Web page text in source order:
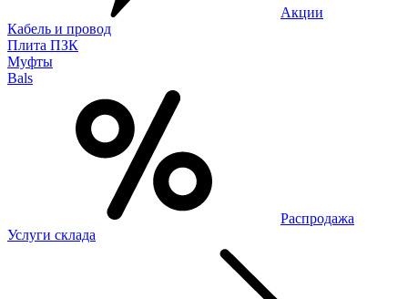
Акции
Кабель и провод
Плита ПЗК
Муфты
Bals
Распродажа
Услуги склада